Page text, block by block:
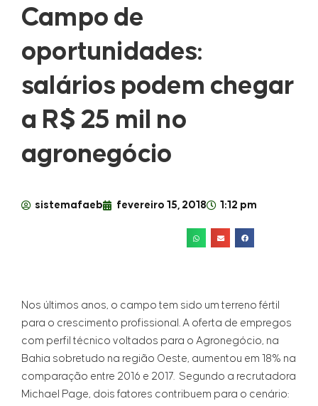
Campo de
oportunidades:
salários podem chegar
a R$ 25 mil no
agronegócio
sistemafaeb fevereiro 15, 2018 1:12 pm
Nos últimos anos, o campo tem sido um terreno fértil
para o crescimento profissional. A oferta de empregos
com perfil técnico voltados para o Agronegócio, na
Bahia sobretudo na região Oeste, aumentou em 18% na
comparação entre 2016 e 2017. Segundo a recrutadora
Michael Page, dois fatores contribuem para o cenário: